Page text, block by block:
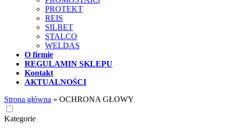
PROTEKT
REIS
SILBET
STALCO
WELDAS
O firmie
REGULAMIN SKLEPU
Kontakt
AKTUALNOŚCI
Strona główna » OCHRONA GŁOWY
Kategorie